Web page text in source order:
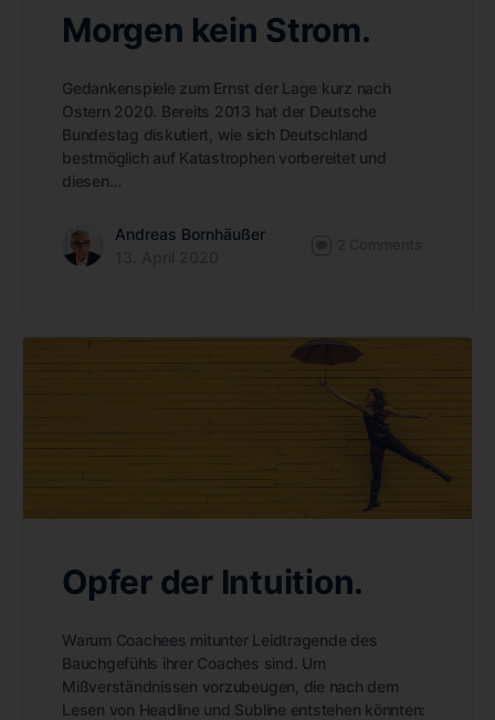
Morgen kein Strom.
Gedankenspiele zum Ernst der Lage kurz nach
Ostern 2020. Bereits 2013 hat der Deutsche
Bundestag diskutiert, wie sich Deutschland
bestmöglich auf Katastrophen vorbereitet und
diesen…
Andreas Bornhäußer
Opfer der Intuition.
Warum Coachees mitunter Leidtragende des
Bauchgefühls ihrer Coaches sind. Um
Mißverständnissen vorzubeugen, die nach dem
Lesen von Headline und Subline entstehen könnten: